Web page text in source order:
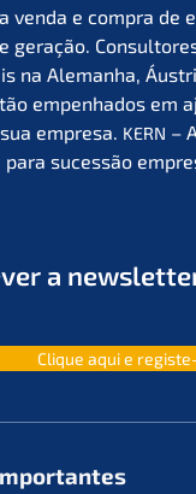
venda e compra de
geração.
na Aleman­ha,
empen­ha­dos em
empre­sa. KERN –
suces­são
a
Clique aqui e